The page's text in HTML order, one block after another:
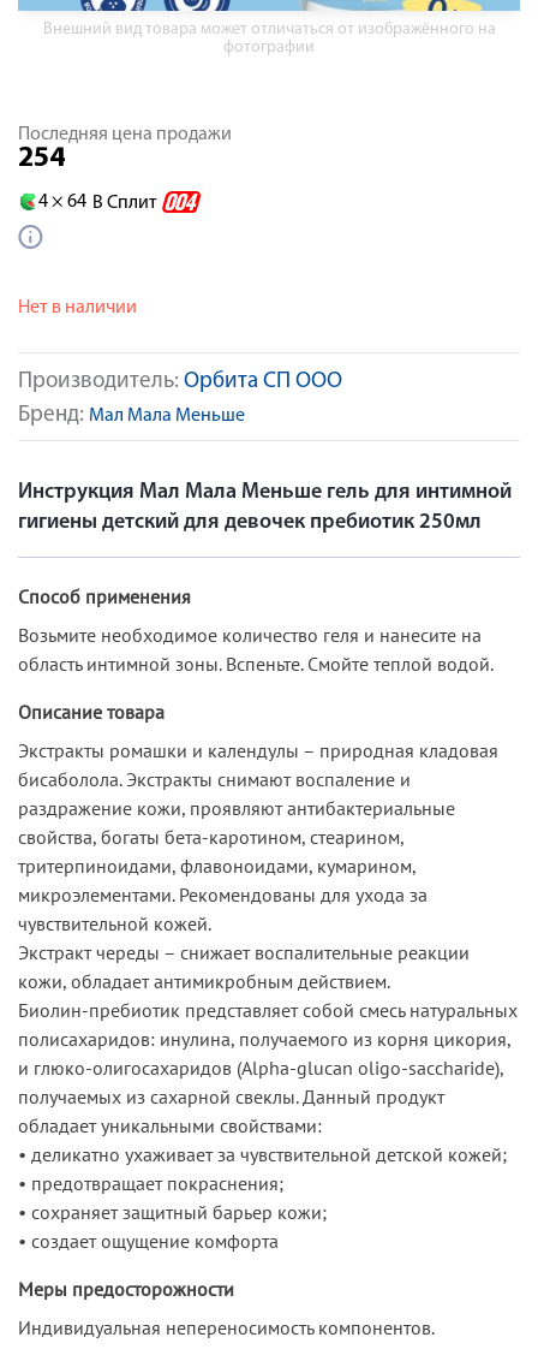
Внешний вид товара может отличаться от изображённого на
фотографии
Производитель: Орбита СП ООО
Бренд: Мал Мала Меньше
Последняя цена продажи
254
4 × 64 В Сплит
Нет в наличии
Инструкция Мал Мала Меньше гель для интимной
гигиены детский для девочек пребиотик 250мл
Способ применения
Возьмите необходимое количество геля и нанесите на
область интимной зоны. Вспеньте. Смойте теплой водой.
Описание товара
Экстракты ромашки и календулы – природная кладовая
бисаболола. Экстракты снимают воспаление и
раздражение кожи, проявляют антибактериальные
свойства, богаты бета-каротином, стеарином,
тритерпиноидами, флавоноидами, кумарином,
микроэлементами. Рекомендованы для ухода за
чувствительной кожей.
Экстракт череды – снижает воспалительные реакции
кожи, обладает антимикробным действием.
Биолин-пребиотик представляет собой смесь натуральных
полисахаридов: инулина, получаемого из корня цикория,
и глюко-олигосахаридов (Alpha-glucan oligo-saccharide),
получаемых из сахарной свеклы. Данный продукт
обладает уникальными свойствами:
• деликатно ухаживает за чувствительной детской кожей;
• предотвращает покраснения;
• сохраняет защитный барьер кожи;
• создает ощущение комфорта
Меры предосторожности
Индивидуальная непереносимость компонентов.